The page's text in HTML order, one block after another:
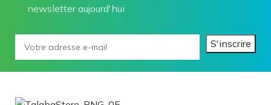
newsletter aujourd'hui